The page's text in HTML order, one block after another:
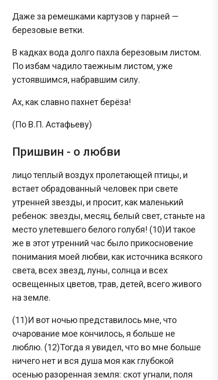
Даже за ремешками картузов у парней —
березовые ветки.
В кадках вода долго пахла березовым листом.
По избам чадило таежным листом, уже
устоявшимся, набравшим силу.
Ах, как славно пахнет берёза!
(По В.П. Астафьеву)
Пришвин - о любви
лицо теплый воздух пролетающей птицы, и
встает обрадованный человек при свете
утренней звезды, и просит, как маленький
ребенок: звезды, месяц, белый свет, станьте на
место улетевшего белого голубя! (10)И такое
же в этот утренний час было прикосновение
понимания моей любви, как источника всякого
света, всех звезд, луны, солнца и всех
освещенных цветов, трав, детей, всего живого
на земле.
(11)И вот ночью представилось мне, что
очарование мое кончилось, я больше не
люблю. (12)Тогда я увидел, что во мне больше
ничего нет и вся душа моя как глубокой
осенью разоренная земля: скот угнали, поля